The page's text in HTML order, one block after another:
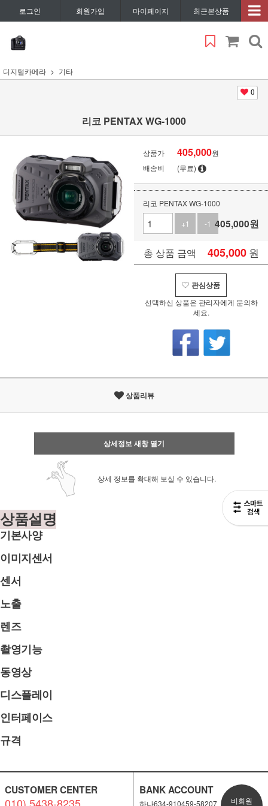
로그인 회원가입 마이페이지 최근본상품
디지털카메라 기타
0
리코 PENTAX WG-1000
상품가 405,000원
배송비
(무료)
리코 PENTAX WG-1000
+1
-1 405,000원
총 상품 금액 405,000 원
관심상품
선택하신 상품은 관리자에게 문의하
세요.
상품리뷰
상세정보 새창 열기
상세 정보를 확대해 보실 수 있습니다.
상품설명
기본사양
이미지센서
센서
노출
렌즈
촬영기능
동영상
디스플레이
인터페이스
규격
CUSTOMER CENTER
010) 5438-8235
BANK ACCOUNT
하나634-910459-58207
비회원